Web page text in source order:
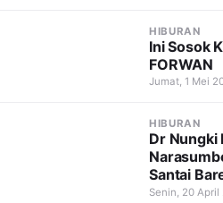
HIBURAN
Ini Sosok
FORWAN
Jumat, 1 Mei
HIBURAN
Dr Nungki
Santai
dan Seni
Senin, 20 April